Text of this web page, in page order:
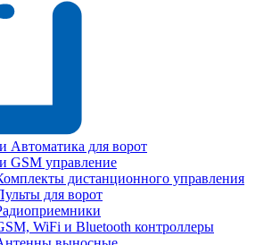
Автоматика для ворот
GSM управление
дистанционного управления
для ворот
WiFi и Bluetooth контроллеры